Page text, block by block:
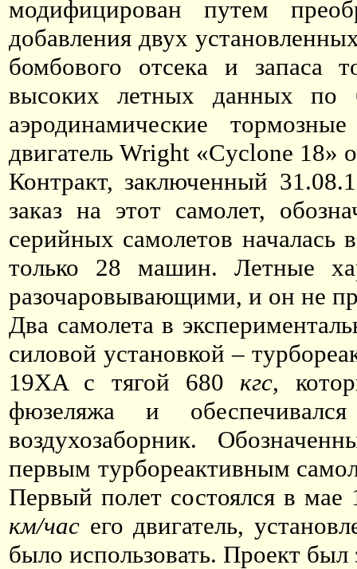
модифицирован путем
добавления двух
бомбового отсека и запаса
высоких летных данных по
аэродинамические
двигатель Wright «Cyclone 18»
Контракт, заключенный
заказ на этот самолет,
серийных самолетов
только 28 машин. Летные
разочаровывающими, и он не
Два самолета в
силовой установкой –
19XA с тягой 680 кгс,
фюзеляжа и
воздухозаборник.
первым турбореактивным
Первый полет состоялся в
км/час его двигатель,
было использовать. Проект был